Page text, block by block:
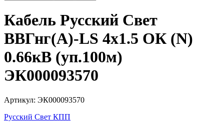
Кабель Русский Свет
ВВГнг(А)-LS 4х1.5 ОК (N)
0.66кВ (уп.100м)
ЭК000093570
Артикул: ЭК000093570
Русский Свет КПП